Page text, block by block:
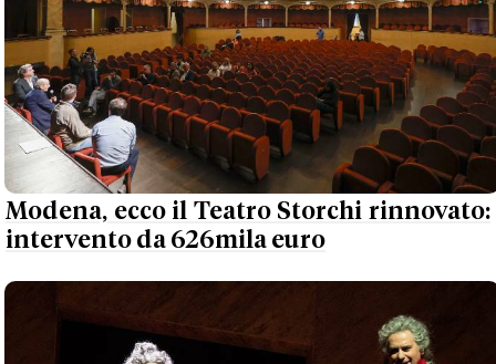
Modena, ecco il Teatro Storchi rinnovato:
intervento da 626mila euro